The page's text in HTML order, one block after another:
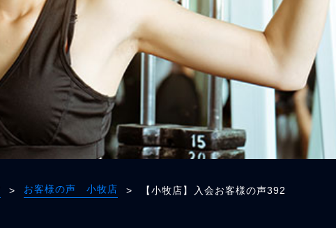
> お客様の声 小牧店 > 【小牧店】入会お客様の声392